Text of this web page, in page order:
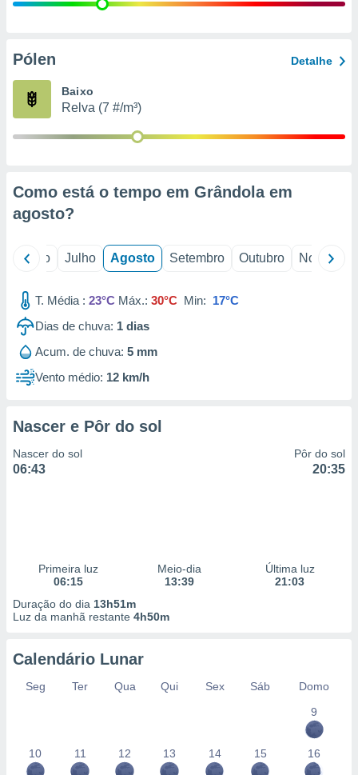
e
de
Pólen Detalhe
Baixo
Relva (7 #/m³)
Como está o tempo em Grândola em
agosto?
Junho Julho Agosto Setembro Outubro Novembro
T. Média : 23°C Máx.: 30°C Min: 17°C
Dias de chuva: 1 dias
Acum. de chuva: 5 mm
Vento médio: 12 km/h
Nascer e Pôr do sol
Nascer do sol
06:43
Pôr do sol
20:35
Primeira luz
06:15
Meio-dia
13:39
Última luz
21:03
Duração do dia 13h51m
Luz da manhã restante 4h50m
Calendário Lunar
Seg Ter Qua Qui Sex Sáb
Domo
9
10 11 12 13 14 15 16